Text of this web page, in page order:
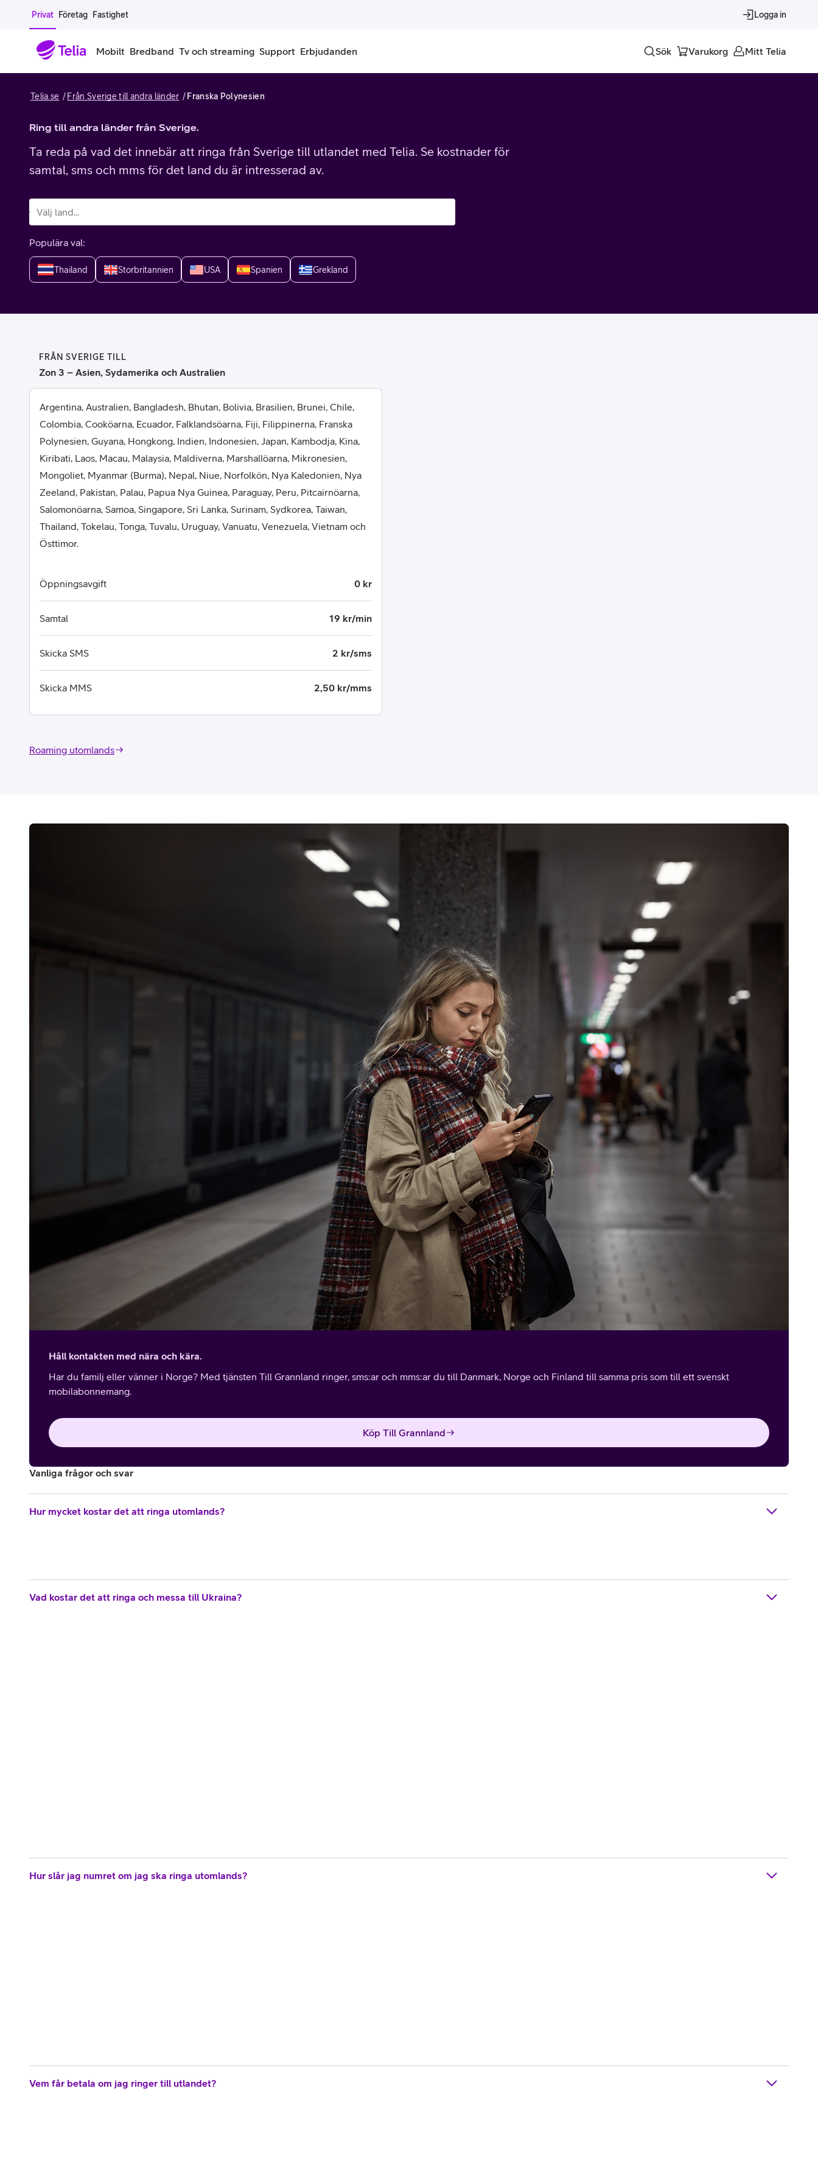
Gå till sidans innehåll
Privat Företag Fastighet Logga in
Mobilt
Mobiltelefoner
iPhone
Samsung Galaxy
Alla mobiltelefoner
Begagnade mobiltelefoner
Billiga mobiltelefoner
Hörlurar
Mobilabonnemang
Familjeabonnemang Ladda kontantkort
Apple Watch
Samsung Galaxy Watch
Alla smartwatches
4G/5G Surfplattor
Wifi Surfplattor
Tillbehör
Bredband Tv och streaming Support Erbjudanden Sök Varukorg Mitt Telia
Telia.se Från Sverige till andra länder Franska Polynesien
Ring till andra länder från Sverige.
Ta reda på vad det innebär att ringa från Sverige till utlandet med Telia. Se kostnader för
samtal, sms och mms för det land du är intresserad av.
Populära val:
Thailand Storbritannien USA Spanien Grekland
FRÅN SVERIGE TILL
Zon 3 – Asien, Sydamerika och Australien
Argentina, Australien, Bangladesh, Bhutan, Bolivia, Brasilien, Brunei, Chile,
Colombia, Cooköarna, Ecuador, Falklandsöarna, Fiji, Filippinerna, Franska
Polynesien, Guyana, Hongkong, Indien, Indonesien, Japan, Kambodja, Kina,
Kiribati, Laos, Macau, Malaysia, Maldiverna, Marshallöarna, Mikronesien,
Mongoliet, Myanmar (Burma), Nepal, Niue, Norfolkön, Nya Kaledonien, Nya
Zeeland, Pakistan, Palau, Papua Nya Guinea, Paraguay, Peru, Pitcairnöarna,
Salomonöarna, Samoa, Singapore, Sri Lanka, Surinam, Sydkorea, Taiwan,
Thailand, Tokelau, Tonga, Tuvalu, Uruguay, Vanuatu, Venezuela, Vietnam och
Östtimor.
Öppningsavgift 0 kr
Samtal 19 kr/min
Skicka SMS 2 kr/sms
Skicka MMS 2,50 kr/mms
Roaming utomlands
Håll kontakten med nära och kära.
Har du familj eller vänner i Norge? Med tjänsten Till Grannland ringer, sms:ar och mms:ar du till Danmark, Norge och Finland till samma pris som till ett svenskt
mobilabonnemang.
Köp Till Grannland
Vanliga frågor och svar
Hur mycket kostar det att ringa utomlands?
Vad kostar det att ringa och messa till Ukraina?
Hur slår jag numret om jag ska ringa utomlands?
Vem får betala om jag ringer till utlandet?